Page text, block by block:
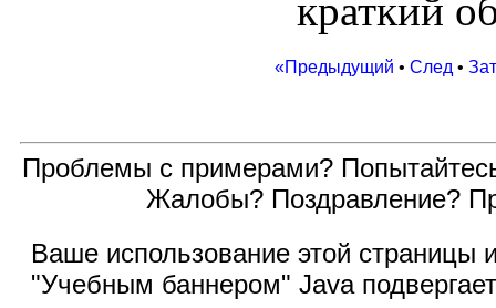
краткий
«Предыдущий • След •
Проблемы с примерами?
Жалобы? Поздравление?
Ваше использование этой страницы
"Учебным баннером" Java